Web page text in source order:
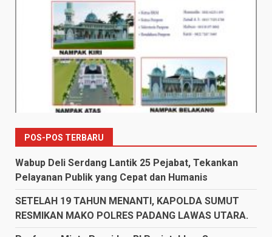
POS-POS TERBARU
Wabup Deli Serdang Lantik 25 Pejabat, Tekankan
Pelayanan Publik yang Cepat dan Humanis
SETELAH 19 TAHUN MENANTI, KAPOLDA SUMUT
RESMIKAN MAKO POLRES PADANG LAWAS UTARA.